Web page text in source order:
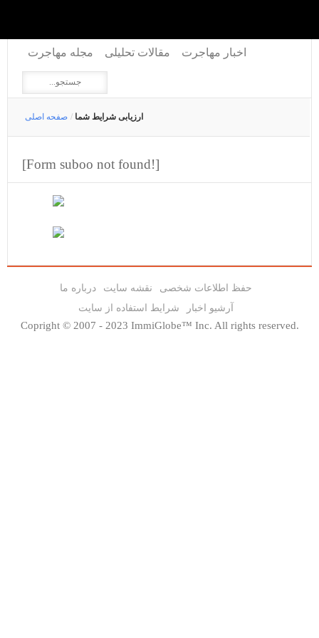
مجله مهاجرت مقالات تحلیلی اخبار مهاجرت
صفحه اصلی / ارزیابی شرایط شما
[Form suboo not found!]
درباره ما نقشه سایت
حفظ اطلاعات شخصی
شرایط استفاده از سایت
آرشیو اخبار
Copright © 2007 - 2023 ImmiGlobe™ Inc. All rights reserved.